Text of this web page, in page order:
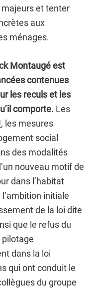
majeurs et tenter
aux
ménages.
Montaugé est
contenues
les reculs et les
comporte. Les
, les mesures
social
des modalités
nouveau motif de
dans l’habitat
initiale
de la loi dite
que le refus du
pilotage
dans la loi
qui ont conduit le
du groupe